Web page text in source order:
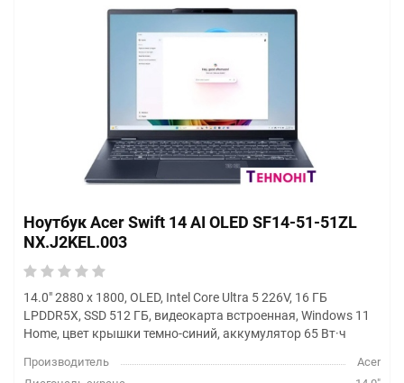
Ноутбук Acer Swift 14 AI OLED SF14-51-51ZL
NX.J2KEL.003
14.0" 2880 x 1800, OLED, Intel Core Ultra 5 226V, 16 ГБ
LPDDR5X, SSD 512 ГБ, видеокарта встроенная, Windows 11
Home, цвет крышки темно-синий, аккумулятор 65 Вт·ч
Производитель
Acer